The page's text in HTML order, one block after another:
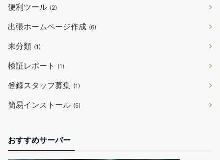
便利ツール (2)
出張ホームページ作成 (6)
未分類 (1)
検証レポート (1)
登録スタッフ募集 (1)
簡易インストール (5)
おすすめサーバー